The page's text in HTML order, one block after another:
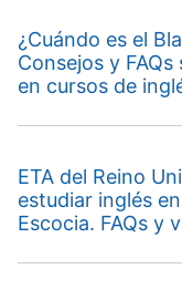
¿Cuándo es el
Consejos y
en cursos de
ETA del Reino
estudiar inglés
Escocia. FAQs y